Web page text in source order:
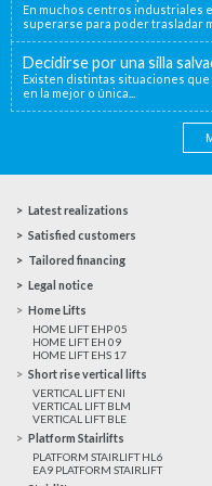
En muchos centros industriales
superarse para poder trasladar
Decidirse por una silla
Existen distintas situaciones
en la mejor o única...
Latest realizations
Satisfied customers
Tailored financing
Legal notice
Home Lifts
HOME LIFT EHP 05
HOME LIFT EH 09
HOME LIFT EHS 17
Short rise vertical lifts
VERTICAL LIFT ENI
VERTICAL LIFT BLM
VERTICAL LIFT BLE
Platform Stairlifts
PLATFORM STAIRLIFT HL6
EA9 PLATFORM STAIRLIFT